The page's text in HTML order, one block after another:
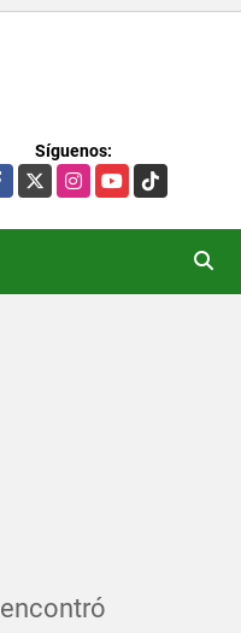
Síguenos:
X InstagramYouTubeTikTok